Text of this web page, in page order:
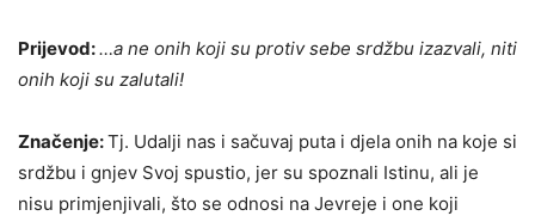
Prijevod:…a ne onih koji su protiv sebe srdžbu izazvali, niti
onih koji su zalutali!
Značenje:Tj. Udalji nas i sačuvaj puta i djela onih na koje si
srdžbu i gnjev Svoj spustio, jer su spoznali Istinu, ali je
nisu primjenjivali, što se odnosi na Jevreje i one koji